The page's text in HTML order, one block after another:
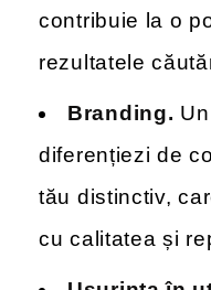
contribuie la o
rezultatele
Branding.
diferențiezi de
tău distinctiv,
cu calitatea și